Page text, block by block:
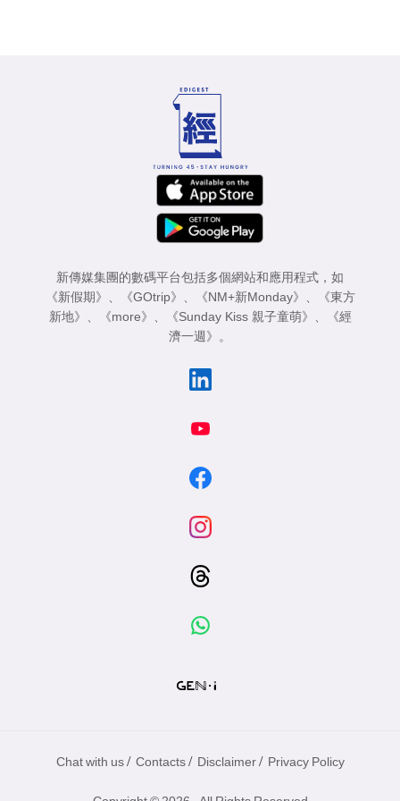
新傳媒集團的數碼平台包括多個網站和應用程式，如
《新假期》
《GOtrip》 《NM+新Monday》
《東方
新地》
《more》 《Sunday Kiss 親子童萌》
《經
濟一週》
。
Chat with us / Contacts / Disclaimer / Privacy Policy